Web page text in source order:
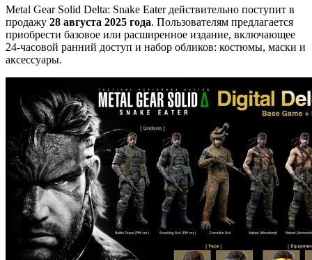
Metal Gear Solid Delta: Snake Eater действительно поступит в
продажу 28 августа 2025 года. Пользователям предлагается
приобрести базовое или расширенное издание, включающее
24-часовой ранний доступ и набор обликов: костюмы, маски и
аксессуары.